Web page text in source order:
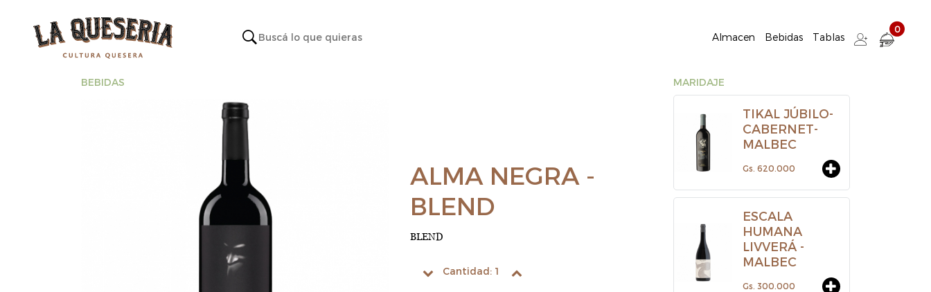
Almacen Bebidas Tablas
0
BEBIDAS MARIDAJE
ALMA NEGRA -
BLEND
BLEND
Cantidad: 1
TIKAL JÚBILO-
CABERNET-
MALBEC
Gs. 620.000
ESCALA
HUMANA
LIVVERÁ -
MALBEC
Gs. 300.000